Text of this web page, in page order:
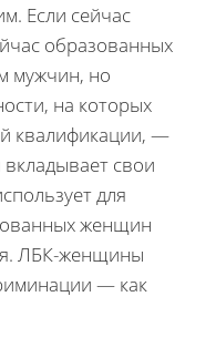
Если сейчас
образованных
мужчин, но
на которых
квалификации, —
свои
для
женщин
ЛБК-женщины
— как